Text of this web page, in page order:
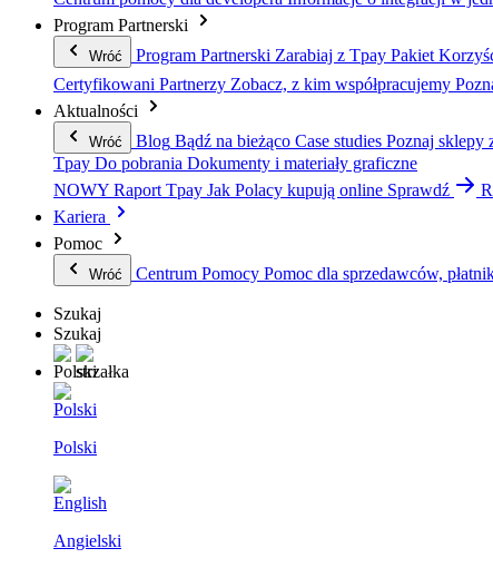
Program Partnerski
Wróć Program Partnerski Zarabiaj z Tpay Pakiet
Certyfikowani Partnerzy Zobacz, z kim współpracujemy
Aktualności
Wróć Blog Bądź na bieżąco Case studies Poznaj sklepy
Tpay Do pobrania Dokumenty i materiały graficzne
NOWY Raport Tpay Jak Polacy kupują online Sprawdź
Kariera
Pomoc
Wróć Centrum Pomocy Pomoc dla sprzedawców,
Szukaj
Szukaj
Polski
Angielski